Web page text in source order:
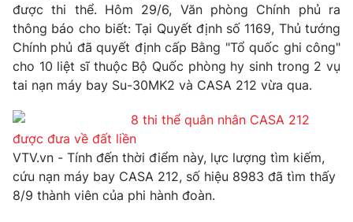
được thi thể. Hôm 29/6, Văn phòng Chính phủ ra
thông báo cho biết: Tại Quyết định số 1169, Thủ tướng
Chính phủ đã quyết định cấp Bằng "Tổ quốc ghi công"
cho 10 liệt sĩ thuộc Bộ Quốc phòng hy sinh trong 2 vụ
tai nạn máy bay Su-30MK2 và CASA 212 vừa qua.
8 thi thể quân nhân CASA 212
được đưa về đất liền
VTV.vn - Tính đến thời điểm này, lực lượng tìm kiếm,
cứu nạn máy bay CASA 212, số hiệu 8983 đã tìm thấy
8/9 thành viên của phi hành đoàn.